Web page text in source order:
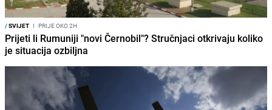
/SVIJET I PRIJE OKO 2H
Prijeti li Rumuniji "novi Černobil"? Stručnjaci otkrivaju koliko
je situacija ozbiljna